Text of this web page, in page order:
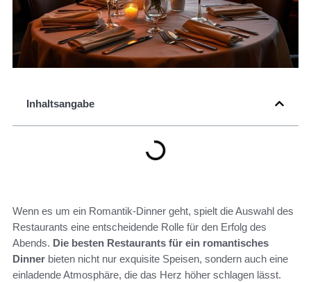
Inhaltsangabe
Wenn es um ein Romantik-Dinner geht, spielt die Auswahl des
Restaurants eine entscheidende Rolle für den Erfolg des
Abends. Die besten Restaurants für ein romantisches
Dinner bieten nicht nur exquisite Speisen, sondern auch eine
einladende Atmosphäre, die das Herz höher schlagen lässt.